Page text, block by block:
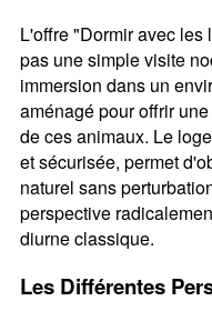
L'offre "Dormir avec
pas une simple visite
immersion dans un
aménagé pour offrir
de ces animaux. Le
et sécurisée, permet
naturel sans
perspective
diurne classique.
Les Différentes